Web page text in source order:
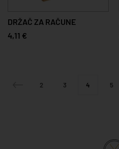
DRŽAČ ZA RAČUNE
4,11 €
2 3 4 5